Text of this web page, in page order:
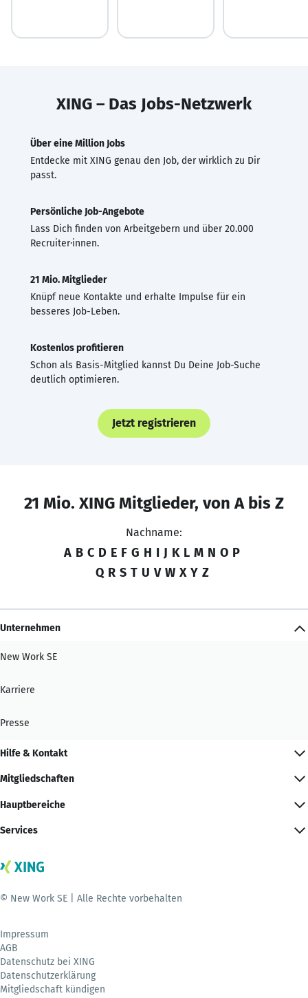
XING – Das Jobs-Netzwerk
Über eine Million Jobs
Entdecke mit XING genau den Job, der wirklich zu Dir
passt.
Persönliche Job-Angebote
Lass Dich finden von Arbeitgebern und über 20.000
Recruiter·innen.
21 Mio. Mitglieder
Knüpf neue Kontakte und erhalte Impulse für ein
besseres Job-Leben.
Kostenlos profitieren
Schon als Basis-Mitglied kannst Du Deine Job-Suche
deutlich optimieren.
Jetzt registrieren
21 Mio. XING Mitglieder, von A bis Z
Nachname:
A B C D E F G H I J K L M N O P
Q R S T U V W X Y Z
Unternehmen
New Work SE
Karriere
Presse
Hilfe & Kontakt
Mitgliedschaften
Hauptbereiche
Services
© New Work SE | Alle Rechte vorbehalten
Impressum
AGB
Datenschutz bei XING
Datenschutzerklärung
Mitgliedschaft kündigen